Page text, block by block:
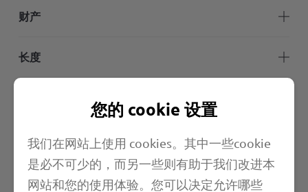
财产
长度
更多信息
技术规格
您的 cookie 设置
我们在网站上使用 cookies。其中一些cookie
是必不可少的，而另一些则有助于我们改进本
网站和您的使用体验。您可以决定允许哪些